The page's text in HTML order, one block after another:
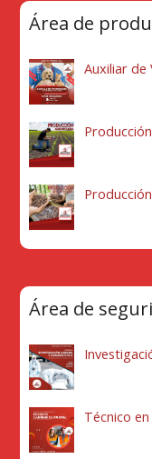
Área de
Auxiliar de
Área de
Técnico